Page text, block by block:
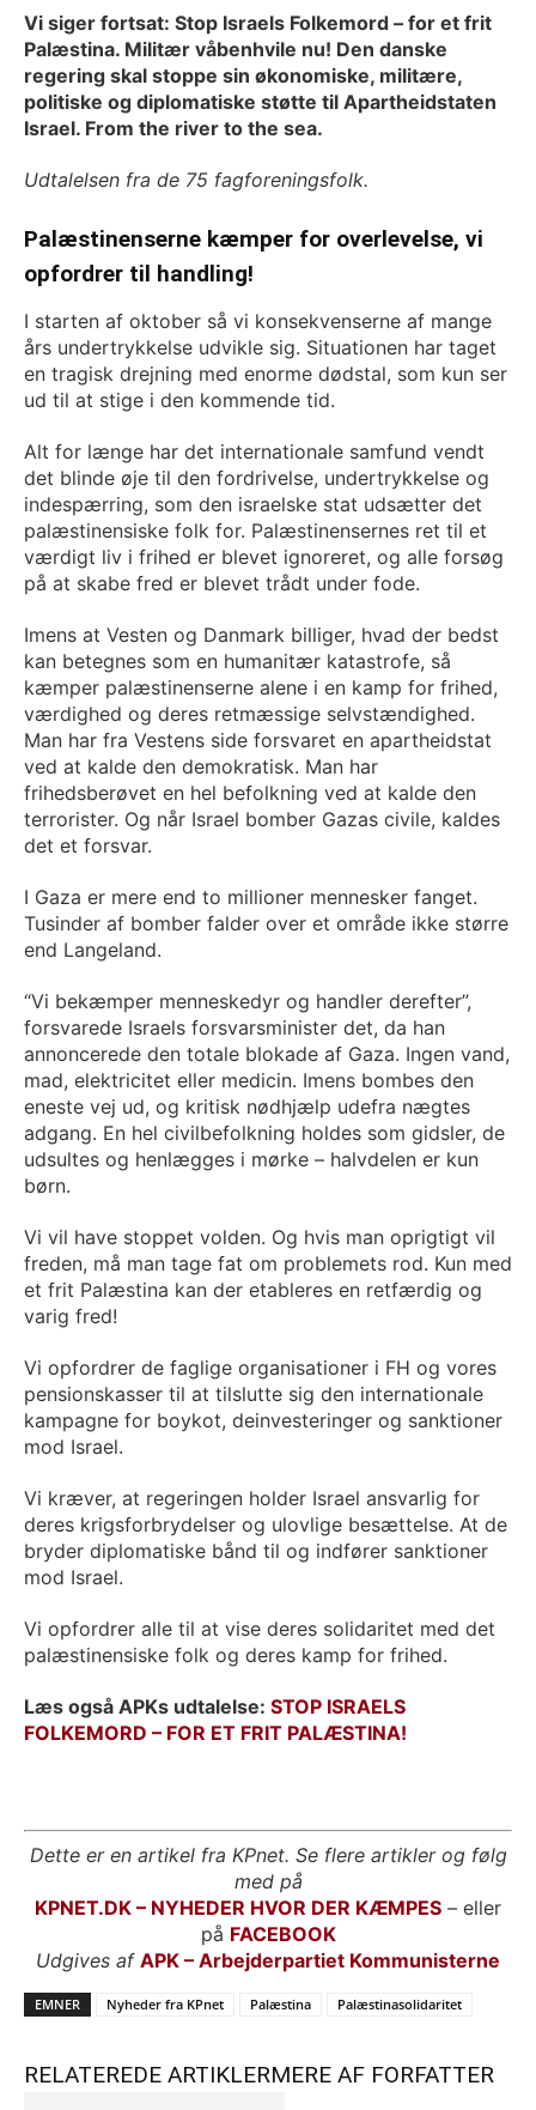
Vi siger fortsat: Stop Israels Folkemord – for et frit
Palæstina. Militær våbenhvile nu! Den danske
regering skal stoppe sin økonomiske, militære,
politiske og diplomatiske støtte til Apartheidstaten
Israel. From the river to the sea.
Udtalelsen fra de 75 fagforeningsfolk.
Palæstinenserne kæmper for overlevelse, vi
opfordrer til handling!
I starten af oktober så vi konsekvenserne af mange
års undertrykkelse udvikle sig. Situationen har taget
en tragisk drejning med enorme dødstal, som kun ser
ud til at stige i den kommende tid.
Alt for længe har det internationale samfund vendt
det blinde øje til den fordrivelse, undertrykkelse og
indespærring, som den israelske stat udsætter det
palæstinensiske folk for. Palæstinensernes ret til et
værdigt liv i frihed er blevet ignoreret, og alle forsøg
på at skabe fred er blevet trådt under fode.
Imens at Vesten og Danmark billiger, hvad der bedst
kan betegnes som en humanitær katastrofe, så
kæmper palæstinenserne alene i en kamp for frihed,
værdighed og deres retmæssige selvstændighed.
Man har fra Vestens side forsvaret en apartheidstat
ved at kalde den demokratisk. Man har
frihedsberøvet en hel befolkning ved at kalde den
terrorister. Og når Israel bomber Gazas civile, kaldes
det et forsvar.
I Gaza er mere end to millioner mennesker fanget.
Tusinder af bomber falder over et område ikke større
end Langeland.
“Vi bekæmper menneskedyr og handler derefter”,
forsvarede Israels forsvarsminister det, da han
annoncerede den totale blokade af Gaza. Ingen vand,
mad, elektricitet eller medicin. Imens bombes den
eneste vej ud, og kritisk nødhjælp udefra nægtes
adgang. En hel civilbefolkning holdes som gidsler, de
udsultes og henlægges i mørke – halvdelen er kun
børn.
Vi vil have stoppet volden. Og hvis man oprigtigt vil
freden, må man tage fat om problemets rod. Kun med
et frit Palæstina kan der etableres en retfærdig og
varig fred!
Vi opfordrer de faglige organisationer i FH og vores
pensionskasser til at tilslutte sig den internationale
kampagne for boykot, deinvesteringer og sanktioner
mod Israel.
Vi kræver, at regeringen holder Israel ansvarlig for
deres krigsforbrydelser og ulovlige besættelse. At de
bryder diplomatiske bånd til og indfører sanktioner
mod Israel.
Vi opfordrer alle til at vise deres solidaritet med det
palæstinensiske folk og deres kamp for frihed.
Læs også APKs udtalelse: STOP ISRAELS
FOLKEMORD – FOR ET FRIT PALÆSTINA!
Dette er en artikel fra KPnet. Se flere artikler og følg
med på
KPNET.DK – NYHEDER HVOR DER KÆMPES – eller
på FACEBOOK
Udgives af APK – Arbejderpartiet Kommunisterne
EMNER Nyheder fra KPnet Palæstina Palæstinasolidaritet
RELATEREDE ARTIKLERMERE AF FORFATTER